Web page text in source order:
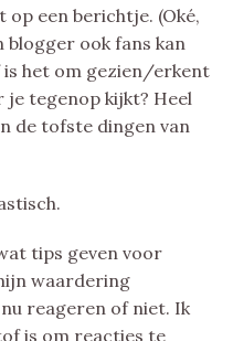
een berichtje. (Oké,
blogger ook fans kan
is het om gezien/erkent
tegenop kijkt? Heel
de tofste dingen van
tips geven voor
waardering
reageren of niet. Ik
is om reacties te